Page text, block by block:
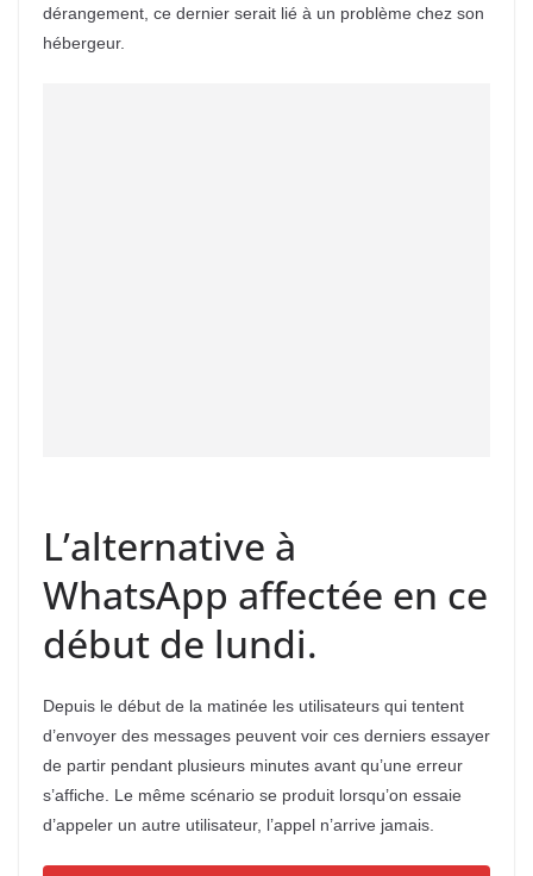
dérangement, ce dernier serait lié à un problème chez son
hébergeur.
L’alternative à
WhatsApp affectée en ce
début de lundi.
Depuis le début de la matinée les utilisateurs qui tentent
d’envoyer des messages peuvent voir ces derniers essayer
de partir pendant plusieurs minutes avant qu’une erreur
s’affiche. Le même scénario se produit lorsqu’on essaie
d’appeler un autre utilisateur, l’appel n’arrive jamais.